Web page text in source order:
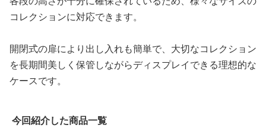
コレクションに対応できます。
開閉式の扉により出し入れも簡単で、大切なコレクション
を長期間美しく保管しながらディスプレイできる理想的な
ケースです。
今回紹介した商品一覧